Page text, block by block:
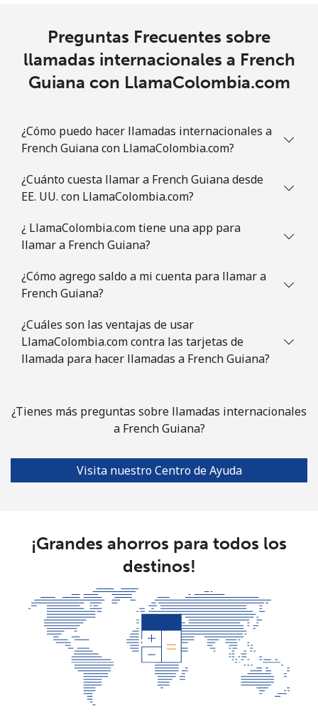
Preguntas Frecuentes sobre
llamadas internacionales a French
Guiana con LlamaColombia.com
¿Cómo puedo hacer llamadas internacionales a
French Guiana con LlamaColombia.com?
¿Cuánto cuesta llamar a French Guiana desde
EE. UU. con LlamaColombia.com?
¿ LlamaColombia.com tiene una app para
llamar a French Guiana?
¿Cómo agrego saldo a mi cuenta para llamar a
French Guiana?
¿Cuáles son las ventajas de usar
LlamaColombia.com contra las tarjetas de
llamada para hacer llamadas a French Guiana?
¿Tienes más preguntas sobre llamadas internacionales
a French Guiana?
Visita nuestro Centro de Ayuda
¡Grandes ahorros para todos los
destinos!